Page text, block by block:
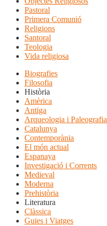
Pastoral
Primera Comunió
Religions
Santoral
Teologia
Vida religiosa
Biografies
Filosofia
Història
Amèrica
Antiga
Arqueologia i Paleografia
Catalunya
Contemporània
El món actual
Espanaya
Investigació i Corrents
Medieval
Moderna
Prehistòria
Literatura
Clàssica
Guies i Viatges